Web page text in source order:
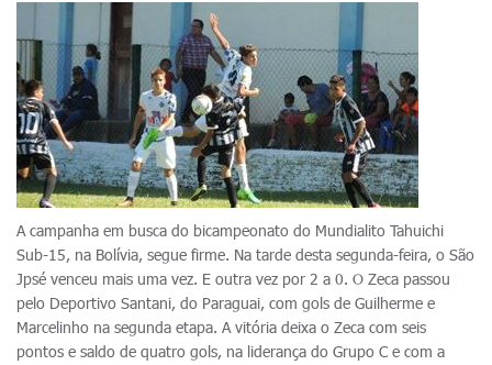
A campanha em busca do bicampeonato do Mundialito Tahuichi
Sub-15, na Bolívia, segue firme. Na tarde desta segunda-feira, o São
Jpsé venceu mais uma vez. E outra vez por 2 a 0. O Zeca passou
pelo Deportivo Santani, do Paraguai, com gols de Guilherme e
Marcelinho na segunda etapa. A vitória deixa o Zeca com seis
pontos e saldo de quatro gols, na liderança do Grupo C e com a